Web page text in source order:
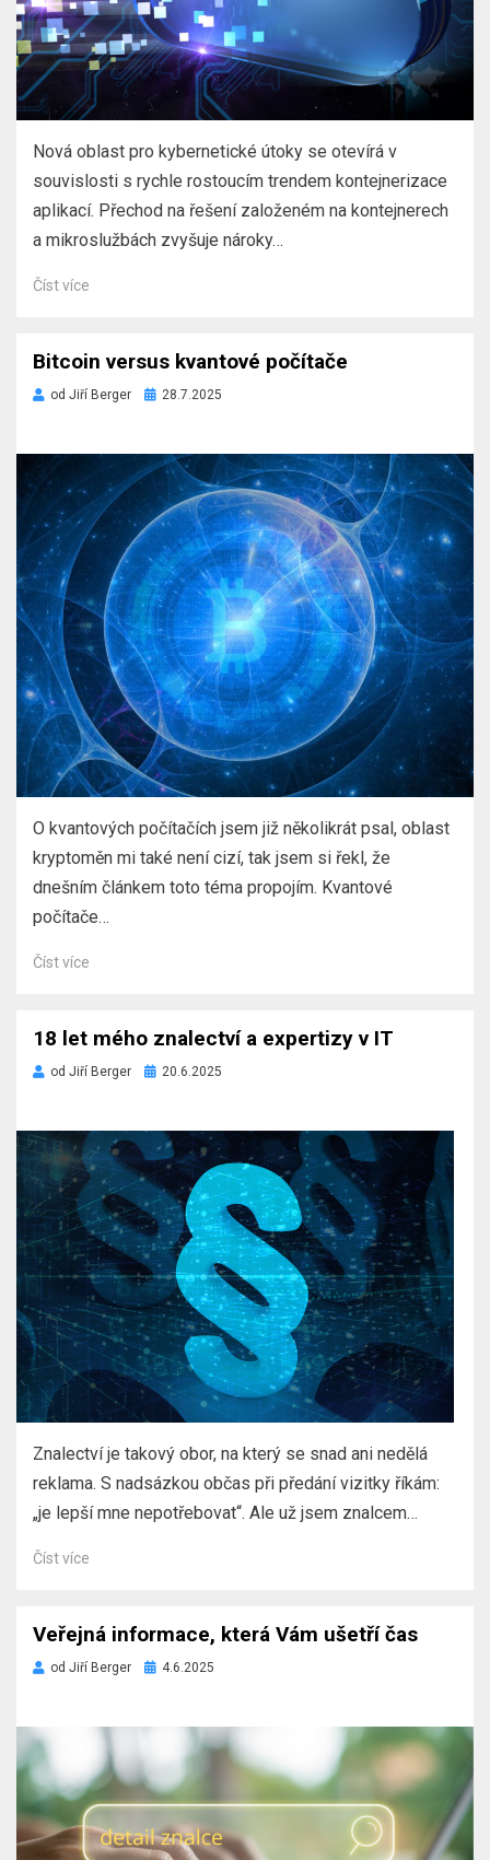
Nová oblast pro kybernetické útoky se otevírá v
souvislosti s rychle rostoucím trendem kontejnerizace
aplikací. Přechod na řešení založeném na kontejnerech
a mikroslužbách zvyšuje nároky…
Číst více
Bitcoin versus kvantové počítače
od Jiří Berger
Zveřejněno
28.7.2025
O kvantových počítačích jsem již několikrát psal, oblast
kryptoměn mi také není cizí, tak jsem si řekl, že
dnešním článkem toto téma propojím. Kvantové
počítače…
Číst více
18 let mého znalectví a expertizy v IT
od Jiří Berger
Zveřejněno
20.6.2025
Znalectví je takový obor, na který se snad ani nedělá
reklama. S nadsázkou občas při předání vizitky říkám:
„je lepší mne nepotřebovat“. Ale už jsem znalcem…
Číst více
Veřejná informace, která Vám ušetří čas
od Jiří Berger
Zveřejněno
4.6.2025